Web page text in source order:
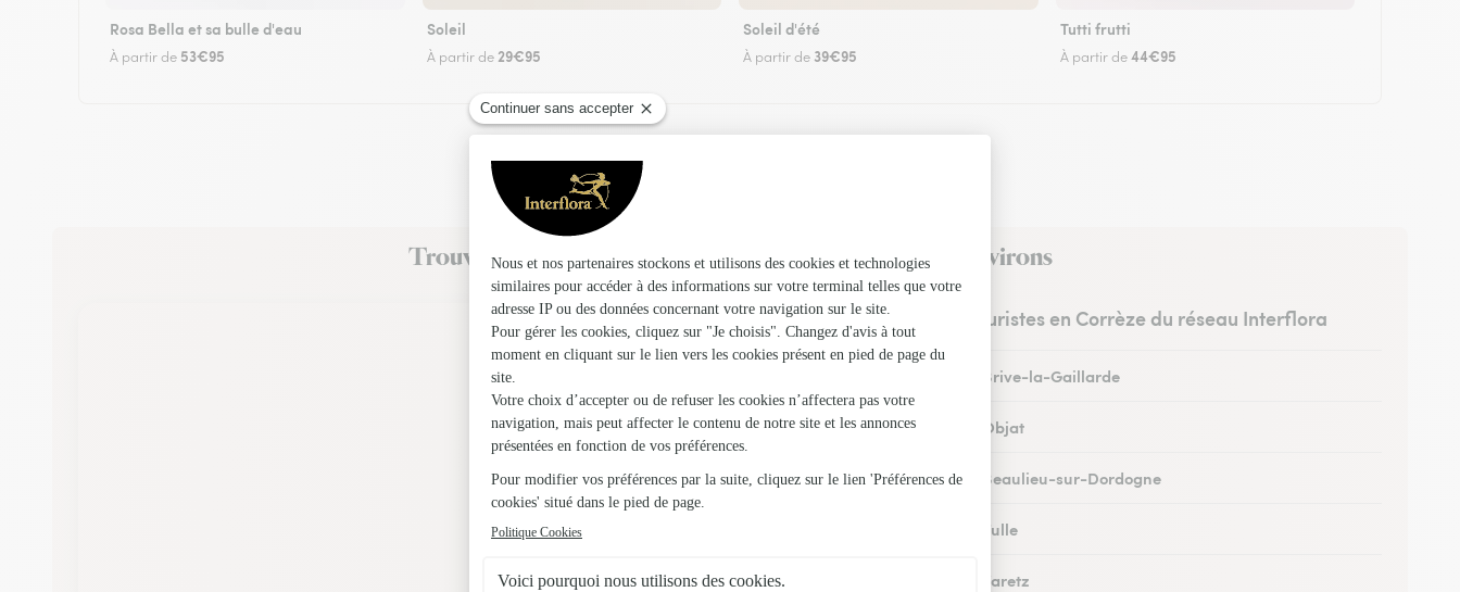
Rosa Bella et sa bulle d'eau
À partir de 53€95
Soleil
À partir de 29€95
Soleil d'été
À partir de 39€95
Tutti frutti
À partir de44€95
Trouvez un fleuriste Interflora à Chavanac et dans ses environs
Les fleuristes en Corrèze du réseau Interflora
Fleuristes à Brive-la-Gaillarde
Fleuristes à Objat
Fleuristes à Beaulieu-sur-Dordogne
Fleuristes à Tulle
Fleuristes à Varetz